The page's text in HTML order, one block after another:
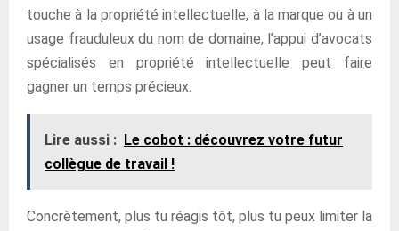
touche à la propriété intellectuelle, à la marque ou à un
usage frauduleux du nom de domaine, l’appui d’avocats
spécialisés en propriété intellectuelle peut faire
gagner un temps précieux.
Lire aussi : Le cobot : découvrez votre futur
collègue de travail !
Concrètement, plus tu réagis tôt, plus tu peux limiter la